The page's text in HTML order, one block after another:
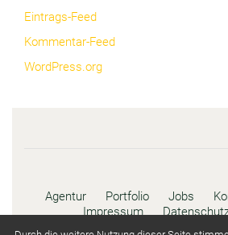
Eintrags-Feed
Kommentar-Feed
WordPress.org
Agentur Portfolio Jobs
Impressum